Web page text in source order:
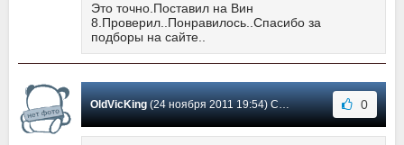
Это точно.Поставил на Вин
8.Проверил..Понравилось..Спасибо за
подборы на сайте..
OldVicKing(24 ноября 2011 19:54) Сообщение #3 0